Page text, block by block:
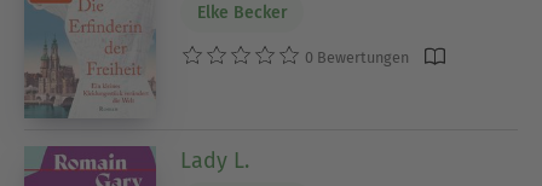
Elke Becker
0 Bewertungen
Lady L.